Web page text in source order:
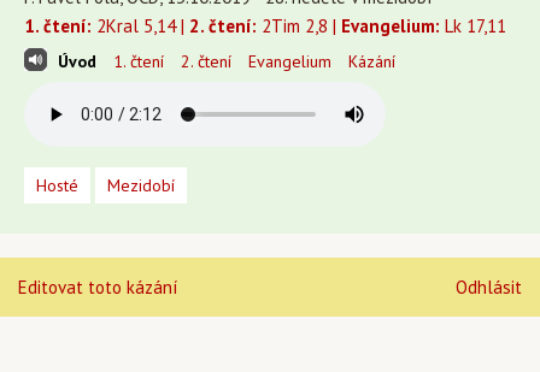
1. čtení: 2Kral 5,14 | 2. čtení: 2Tim 2,8 | Evangelium: Lk 17,11
Úvod 1. čtení 2. čtení Evangelium Kázání
Hosté Mezidobí
Editovat toto kázání Odhlásit